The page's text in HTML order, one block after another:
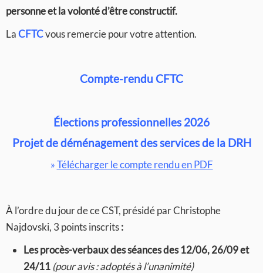
personne et la volonté d’être constructif.
LaCFTCvous remercie pour votre attention.
Compte-rendu CFTC
Élections professionnelles 2026
Projet de déménagement des services de la DRH
»Télécharger le compte rendu en PDF
À l’ordre du jour de ce CST, présidé par Christophe
Najdovski, 3 points inscrits:
Les procès-verbaux des séances des 12/06, 26/09 et
24/11 (pour avis : adoptés à l’unanimité)